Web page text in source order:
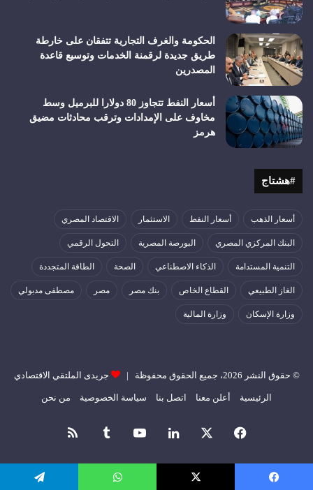
الحكومة والغرف التجارية تتفقان على خارطة
طريق جديدة لرقمنة الخدمات وتوسيع قاعدة
المصدرين
أسعار النفط تتجاوز 80 دولارا للبرميل وسط
مخاوف على الإمدادات وترقب محادثات مضيق
هرمز
#هشتاج
أسعار الذهب أسعار النفط الاستثمار الاقتصاد المصري
البنك المركزي المصري البورصة المصرية التحول الرقمي
التنمية المستدامة الذكاء الاصطناعي الصحة الطاقة المتجددة
الغاز الطبيعي القطاع الخاص بنك مصر مصر مصطفى مدبولي
وزارة الإسكان وزارة المالية
© حقوق النشر 2026، جميع الحقوق محفوظة | جريدى الملتقي الاقتصادي
الرئيسية أعلن معنا اتصل بنا سياسة الخصوصية من نحن
فيسبوك لينكدإن ‫YouTube
الموقع